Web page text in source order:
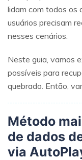
lidam com todos os
usuários precisam
nesses cenários.
Neste guia, vamos
possíveis para
quebrado. Então,
Método
de dados
via